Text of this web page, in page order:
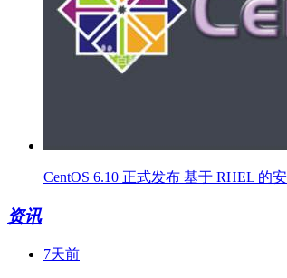
CentOS 6.10 正式发布 基于 RHEL 的
资讯
7天前